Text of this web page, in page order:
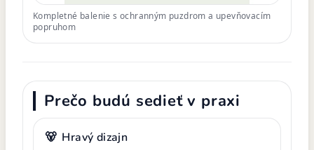
Kompletné balenie s ochranným puzdrom a upevňovacím
popruhom
Prečo budú sedieť v praxi
🐻 Hravý dizajn